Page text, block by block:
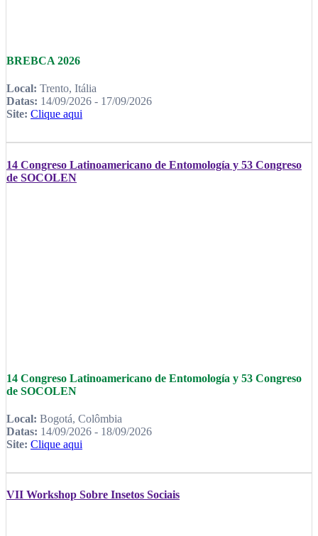
BREBCA 2026
Local: Trento, Itália
Datas: 14/09/2026 - 17/09/2026
Site: Clique aqui
14 Congreso Latinoamericano de Entomología y 53 Congreso
de SOCOLEN
14 Congreso Latinoamericano de Entomología y 53 Congreso
de SOCOLEN
Local: Bogotá, Colômbia
Datas: 14/09/2026 - 18/09/2026
Site: Clique aqui
VII Workshop Sobre Insetos Sociais